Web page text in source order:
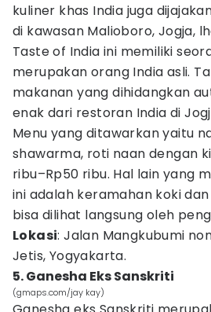
kuliner khas India juga
di kawasan Malioboro, Jogja,
Taste of India ini memiliki
merupakan orang India asli.
makanan yang dihidangkan
enak dari restoran India di
Menu yang ditawarkan yaitu
shawarma, roti naan dengan
ribu–Rp50 ribu. Hal lain yang
ini adalah keramahan koki
bisa dilihat langsung oleh
Lokasi: Jalan Mangkubumi
Jetis, Yogyakarta.
5. Ganesha Eks Sanskriti
(gmaps.com/jay kay)